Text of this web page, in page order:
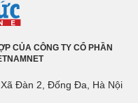
CỦA CÔNG TY CỔ PHẦN
Đàn 2, Đống Đa, Hà Nội